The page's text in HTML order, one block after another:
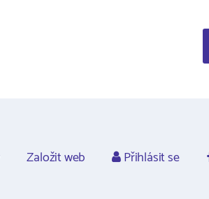
Založit web Přihlásit se